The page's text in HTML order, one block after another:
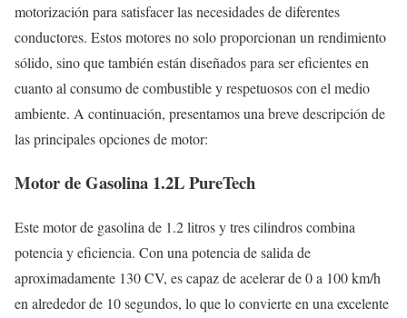
motorización para satisfacer las necesidades de diferentes
conductores. Estos motores no solo proporcionan un rendimiento
sólido, sino que también están diseñados para ser eficientes en
cuanto al consumo de combustible y respetuosos con el medio
ambiente. A continuación, presentamos una breve descripción de
las principales opciones de motor:
Motor de Gasolina 1.2L PureTech
Este motor de gasolina de 1.2 litros y tres cilindros combina
potencia y eficiencia. Con una potencia de salida de
aproximadamente 130 CV, es capaz de acelerar de 0 a 100 km/h
en alrededor de 10 segundos, lo que lo convierte en una excelente